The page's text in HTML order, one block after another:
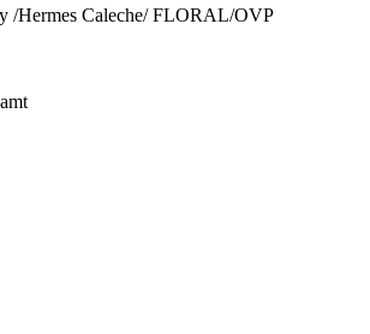
/Hermes Caleche/ FLORAL/OVP